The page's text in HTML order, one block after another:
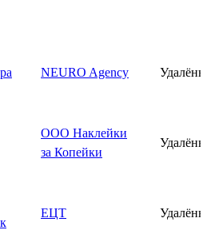
NEURO Agency
ООО Наклейки
за Копейки
ЕЦТ